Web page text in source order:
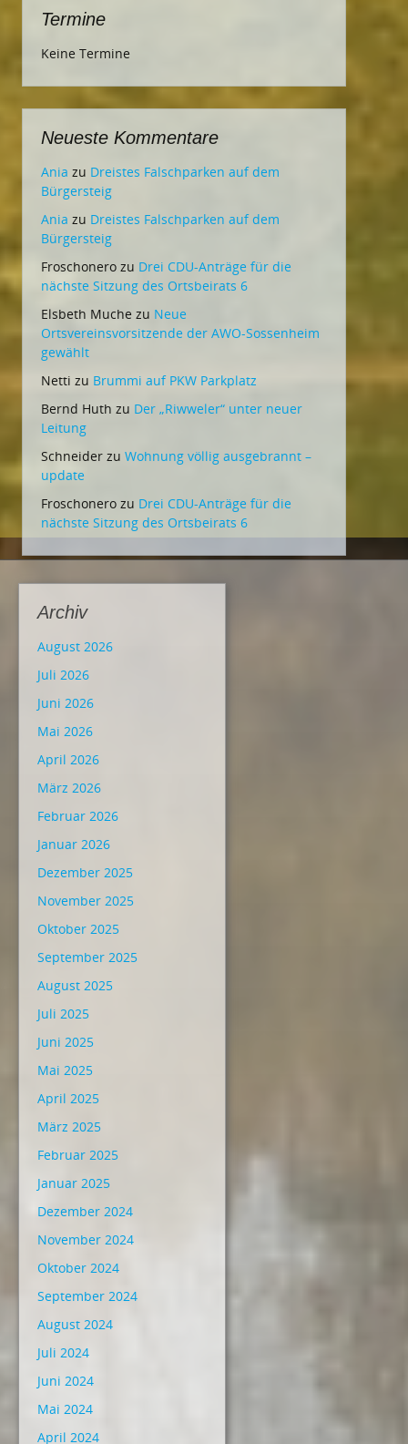
Termine
Keine Termine
Neueste Kommentare
Ania zu Dreistes Falschparken auf dem
Bürgersteig
Ania zu Dreistes Falschparken auf dem
Bürgersteig
Froschonero zu Drei CDU-Anträge für die
nächste Sitzung des Ortsbeirats 6
Elsbeth Muche zu Neue
Ortsvereinsvorsitzende der AWO-Sossenheim
gewählt
Netti zu Brummi auf PKW Parkplatz
Bernd Huth zu Der „Riwweler“ unter neuer
Leitung
Schneider zu Wohnung völlig ausgebrannt –
update
Froschonero zu Drei CDU-Anträge für die
nächste Sitzung des Ortsbeirats 6
Archiv
August 2026
Juli 2026
Juni 2026
Mai 2026
April 2026
März 2026
Februar 2026
Januar 2026
Dezember 2025
November 2025
Oktober 2025
September 2025
August 2025
Juli 2025
Juni 2025
Mai 2025
April 2025
März 2025
Februar 2025
Januar 2025
Dezember 2024
November 2024
Oktober 2024
September 2024
August 2024
Juli 2024
Juni 2024
Mai 2024
April 2024